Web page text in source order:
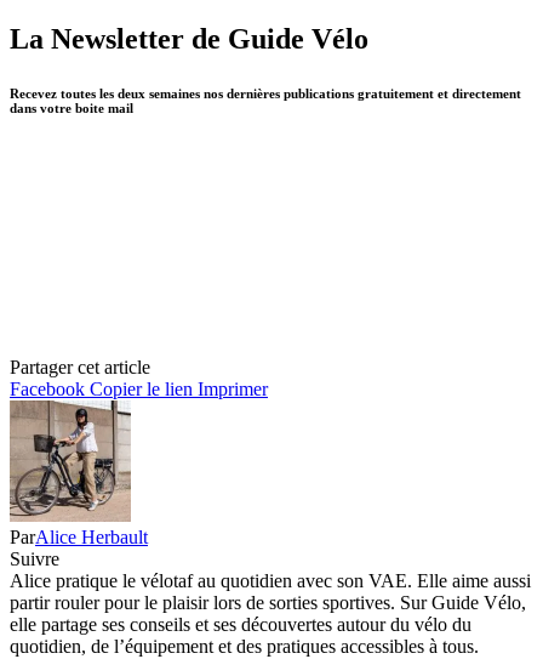
La Newsletter de Guide Vélo
Recevez toutes les deux semaines nos dernières publications gratuitement et directement
dans votre boite mail
Partager cet article
Facebook Copier le lien Imprimer
ParAlice Herbault
Suivre
Alice pratique le vélotaf au quotidien avec son VAE. Elle aime aussi
partir rouler pour le plaisir lors de sorties sportives. Sur Guide Vélo,
elle partage ses conseils et ses découvertes autour du vélo du
quotidien, de l’équipement et des pratiques accessibles à tous.